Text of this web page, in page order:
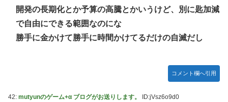
開発の長期化とか予算の高騰とかいうけど、別に匙加減
で自由にできる範囲なのにな
勝手に金かけて勝手に時間かけてるだけの自滅だし
コメント欄へ引用
42: mutyunのゲーム+α ブログがお送りします。 ID:jVsz6o9d0